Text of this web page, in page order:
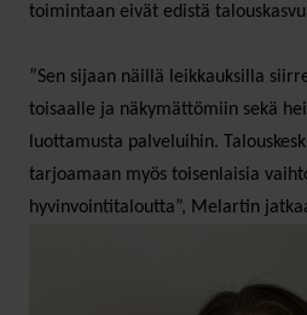
toimintaan eivät edistä
”Sen sijaan näillä leikkauksilla
toisaalle ja näkymättömiin sekä
luottamusta palveluihin.
tarjoamaan myös toisenlaisia
hyvinvointitaloutta”, Melartin